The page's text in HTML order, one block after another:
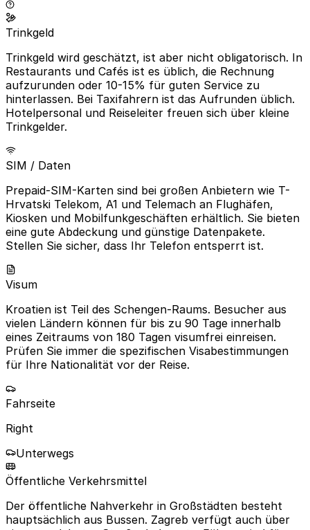
Trinkgeld
Trinkgeld wird geschätzt, ist aber nicht obligatorisch. In
Restaurants und Cafés ist es üblich, die Rechnung
aufzurunden oder 10-15% für guten Service zu
hinterlassen. Bei Taxifahrern ist das Aufrunden üblich.
Hotelpersonal und Reiseleiter freuen sich über kleine
Trinkgelder.
SIM / Daten
Prepaid-SIM-Karten sind bei großen Anbietern wie T-
Hrvatski Telekom, A1 und Telemach an Flughäfen,
Kiosken und Mobilfunkgeschäften erhältlich. Sie bieten
eine gute Abdeckung und günstige Datenpakete.
Stellen Sie sicher, dass Ihr Telefon entsperrt ist.
Visum
Kroatien ist Teil des Schengen-Raums. Besucher aus
vielen Ländern können für bis zu 90 Tage innerhalb
eines Zeitraums von 180 Tagen visumfrei einreisen.
Prüfen Sie immer die spezifischen Visabestimmungen
für Ihre Nationalität vor der Reise.
Fahrseite
Right
Unterwegs
Öffentliche Verkehrsmittel
Der öffentliche Nahverkehr in Großstädten besteht
hauptsächlich aus Bussen. Zagreb verfügt auch über